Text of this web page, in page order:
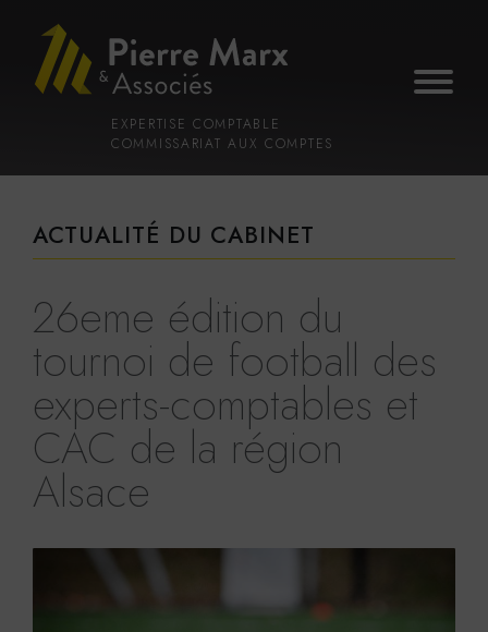
gestion
contenu
EXPERTISE COMPTABLE
COMMISSARIAT AUX COMPTES
ACTUALITÉ DU CABINET
26eme édition du
tournoi de football des
experts-comptables et
CAC de la région
Alsace